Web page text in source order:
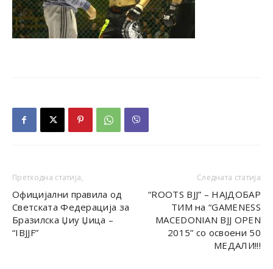
Претходна статија,
Официјални правила од
Светската Федерација за
Бразилска Џиу Џица –
“IBJJF”
Следната статија
“ROOTS BJJ” – НАЈДОБАР
ТИМ на “GAMENESS
MACEDONIAN BJJ OPEN
2015” со освоени 50
МЕДАЛИ!!!